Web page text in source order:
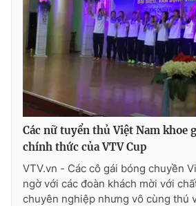
Các nữ tuyển thủ Việt Nam khoe
chính thức của VTV Cup
VTV.vn - Các cô gái bóng chuyền
ngờ với các đoàn khách mời với
chuyên nghiệp nhưng vô cùng thú